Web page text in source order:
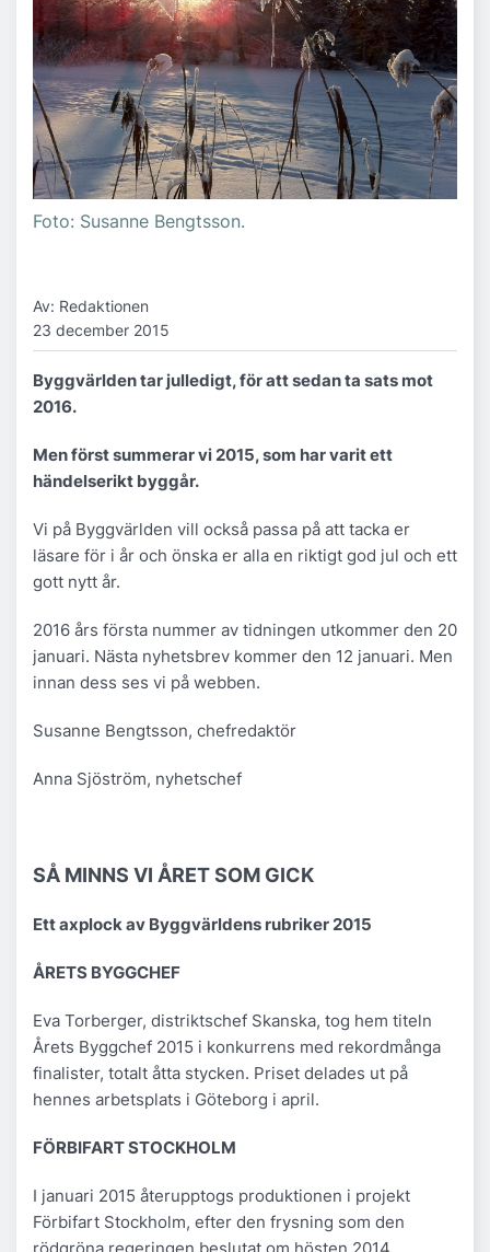
Foto: Susanne Bengtsson.
Av: Redaktionen
23 december 2015
Byggvärlden tar julledigt, för att sedan ta sats mot
2016.
Men först summerar vi 2015, som har varit ett
händelserikt byggår.
Vi på Byggvärlden vill också passa på att tacka er
läsare för i år och önska er alla en riktigt god jul och ett
gott nytt år.
2016 års första nummer av tidningen utkommer den 20
januari. Nästa nyhetsbrev kommer den 12 januari. Men
innan dess ses vi på webben.
Susanne Bengtsson, chefredaktör
Anna Sjöström, nyhetschef
SÅ MINNS VI ÅRET SOM GICK
Ett axplock av Byggvärldens rubriker 2015
ÅRETS BYGGCHEF
Eva Torberger, distriktschef Skanska, tog hem titeln
Årets Byggchef 2015 i konkurrens med rekordmånga
finalister, totalt åtta stycken. Priset delades ut på
hennes arbetsplats i Göteborg i april.
FÖRBIFART STOCKHOLM
I januari 2015 återupptogs produktionen i projekt
Förbifart Stockholm, efter den frysning som den